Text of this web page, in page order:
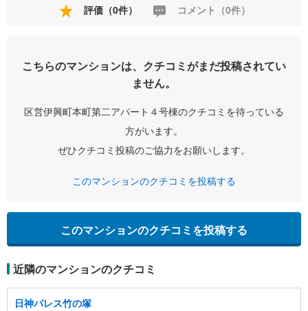
評価（0件） コメント（0件）
こちらのマンションは、クチコミがまだ投稿されてい
ません。
区営伊興町本町第二アパート４号棟のクチコミを待っている
方がいます。
ぜひクチコミ投稿のご協力をお願いします。
このマンションのクチコミを投稿する
このマンションのクチコミを投稿する
近隣のマンションのクチコミ
日神パレス竹の塚